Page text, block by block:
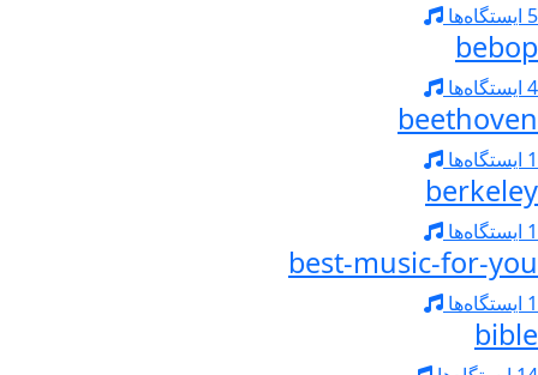
5 ایستگاه‌ها
bebop
4 ایستگاه‌ها
beethoven
1 ایستگاه‌ها
berkeley
1 ایستگاه‌ها
best-music-for-you
1 ایستگاه‌ها
bible